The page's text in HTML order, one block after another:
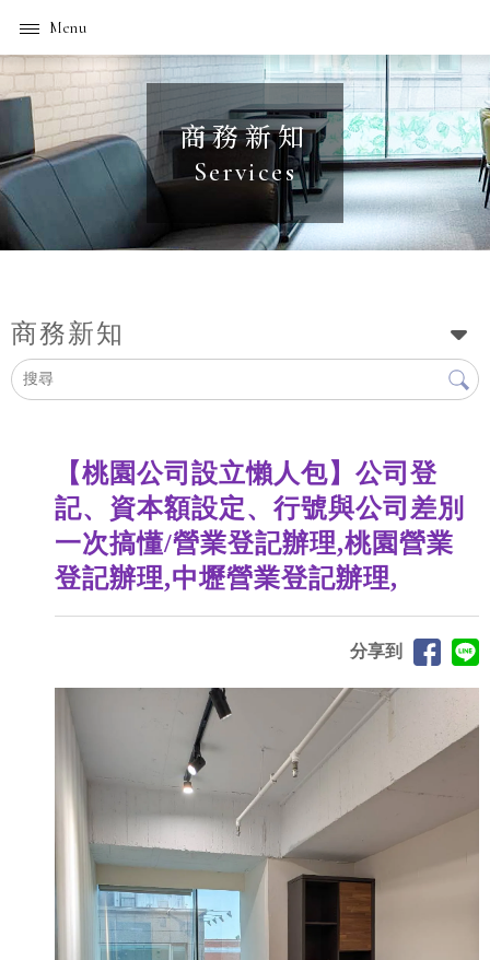
商務新知
商務新知
【桃園公司設立懶人包】公司登
記、資本額設定、行號與公司差別
一次搞懂/營業登記辦理,桃園營業
登記辦理,中壢營業登記辦理,
分享到